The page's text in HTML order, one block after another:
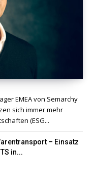
EMEA von Semarchy
sich immer mehr
(ESG...
– Einsatz
in...